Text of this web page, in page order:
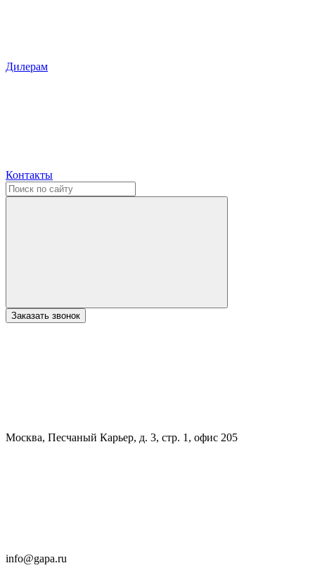
Дилерам
Контакты
Заказать звонок
Москва, Песчаный Карьер, д. 3, стр. 1, офис 205
info@gapa.ru